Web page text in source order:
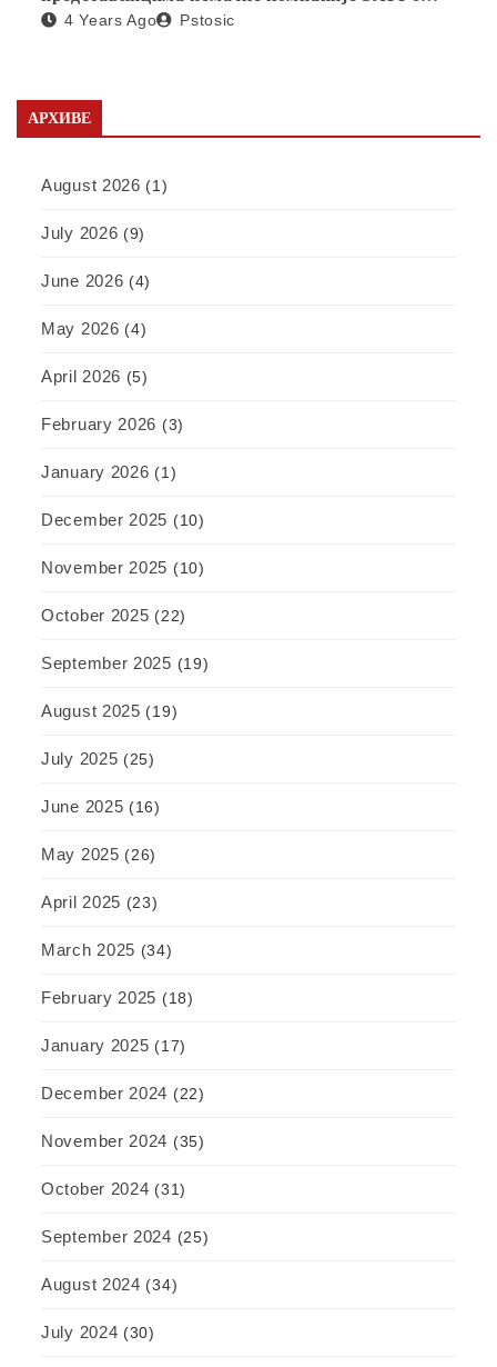
отварању фабрике у Србији
4 Years Ago Pstosic
АРХИВЕ
August 2026 (1)
July 2026 (9)
June 2026 (4)
May 2026 (4)
April 2026 (5)
February 2026 (3)
January 2026 (1)
December 2025 (10)
November 2025 (10)
October 2025 (22)
September 2025 (19)
August 2025 (19)
July 2025 (25)
June 2025 (16)
May 2025 (26)
April 2025 (23)
March 2025 (34)
February 2025 (18)
January 2025 (17)
December 2024 (22)
November 2024 (35)
October 2024 (31)
September 2024 (25)
August 2024 (34)
July 2024 (30)